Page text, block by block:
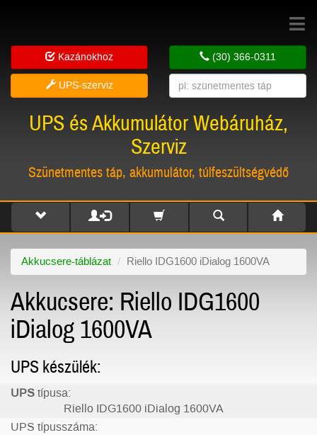
Toggle
Kazánokhoz
UPS-szerviz
(30) 366-0311
UPS és Akkumulátor Webáruház,
Szerviz
Szünetmentes táp, akkumulátor, túlfeszültségvédő
Akkucsere-táblázat Riello IDG1600 iDialog 1600VA
Akkucsere: Riello IDG1600
iDialog 1600VA
UPS készülék:
UPS típusa:
Riello IDG1600 iDialog 1600VA
UPS típusszáma: